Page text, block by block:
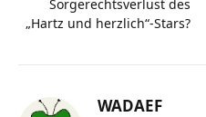
Sorgerechtsverlust des
„Hartz und herzlich“-Stars?
WADAEF